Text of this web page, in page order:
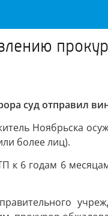
суд отправил
Ноябрьска
более лиц).
к 6 годам 6